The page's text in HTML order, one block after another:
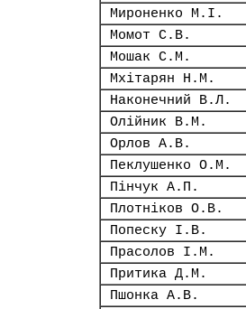
Мироненко М.І.
Момот С.В.
Мошак С.М.
Мхітарян Н.М.
Наконечний В.Л.
Олійник В.М.
Орлов А.В.
Пеклушенко О.М.
Пінчук А.П.
Плотніков О.В.
Попеску І.В.
Прасолов І.М.
Притика Д.М.
Пшонка А.В.